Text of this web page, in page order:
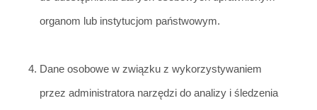
organom lub instytucjom państwowym.
Dane osobowe w związku z wykorzystywaniem
przez administratora narzędzi do analizy i śledzenia